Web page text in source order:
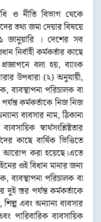
ও নীতি বিভাগ থেকে
তথ্য জমা দেয়ার বিষয়ে
জানুয়ারি । দেশের সব
নির্বাহী কর্মকর্তার কাছে
বলা হয়, ব্যাংক
উপধারা (২) অনুযায়ী,
ব্যবস্থাপনা পরিচালক বা
পর্যন্ত কর্মকর্তাকে নিজ নিজ
ব্যবসার নাম, ঠিকানা
স্বার্থসংশ্লিষ্টতার
কাছে বার্ষিক ভিত্তিতে
আরোপ করা হয়েছে।এতে
ওই বিধান মানার জন্য
ব্যবস্থাপনা পরিচালক বা
দুই স্তর পর্যন্ত কর্মকর্তাকে
এবং অন্যান্য ব্যবসার
পারিবারিক ব্যবসায়িক